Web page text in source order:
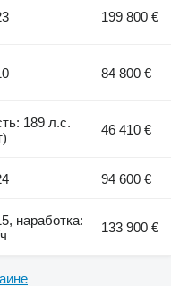
199 800 €
84 800 €
189 л.с.
46 410 €
94 600 €
наработка:
133 900 €